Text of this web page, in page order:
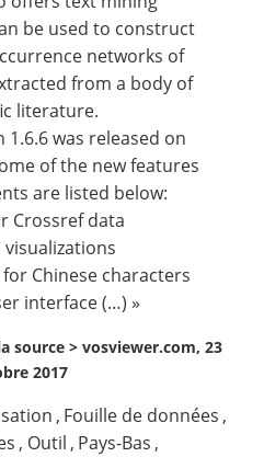
be used to construct
networks of
from a body of
literature.
1.6.6 was released on
of the new features
are listed below:
Crossref data
Chinese characters
interface (…) »
source > vosviewer.com, 23
2017
, Fouille de données ,
, Outil , Pays-Bas ,